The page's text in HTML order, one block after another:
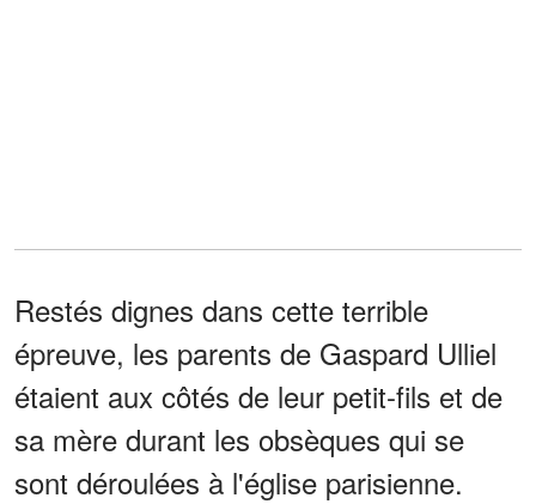
Restés dignes dans cette terrible
épreuve, les parents de Gaspard Ulliel
étaient aux côtés de leur petit-fils et de
sa mère durant les obsèques qui se
sont déroulées à l'église parisienne.